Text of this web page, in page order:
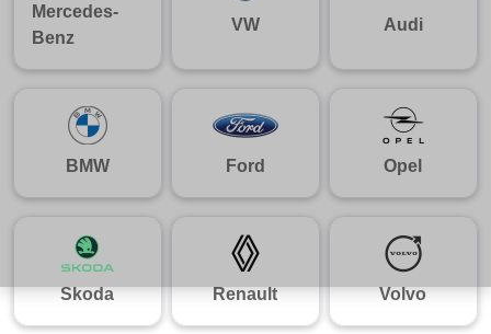
Mercedes-
Benz
VW Audi
BMW Ford Opel
Skoda Renault Volvo